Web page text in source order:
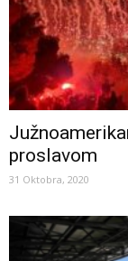
proslavom
31 Oktobra, 2020